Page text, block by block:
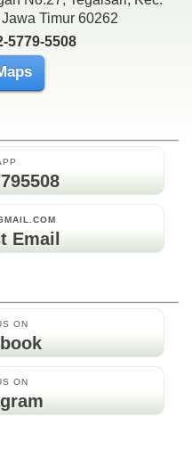
Timur 60262
5779-5508
Email
ON
ON